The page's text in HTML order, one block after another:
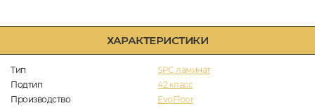
ХАРАКТЕРИСТИКИ
Тип
SPC ламинат
Подтип
42 класс
Производство
EvoFloor